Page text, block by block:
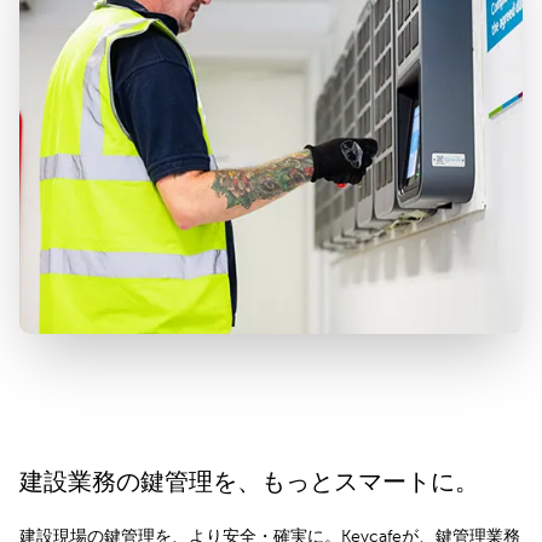
建設業務の鍵管理を、もっとスマートに。
建設現場の鍵管理を、より安全・確実に。Keycafeが、鍵管理業務